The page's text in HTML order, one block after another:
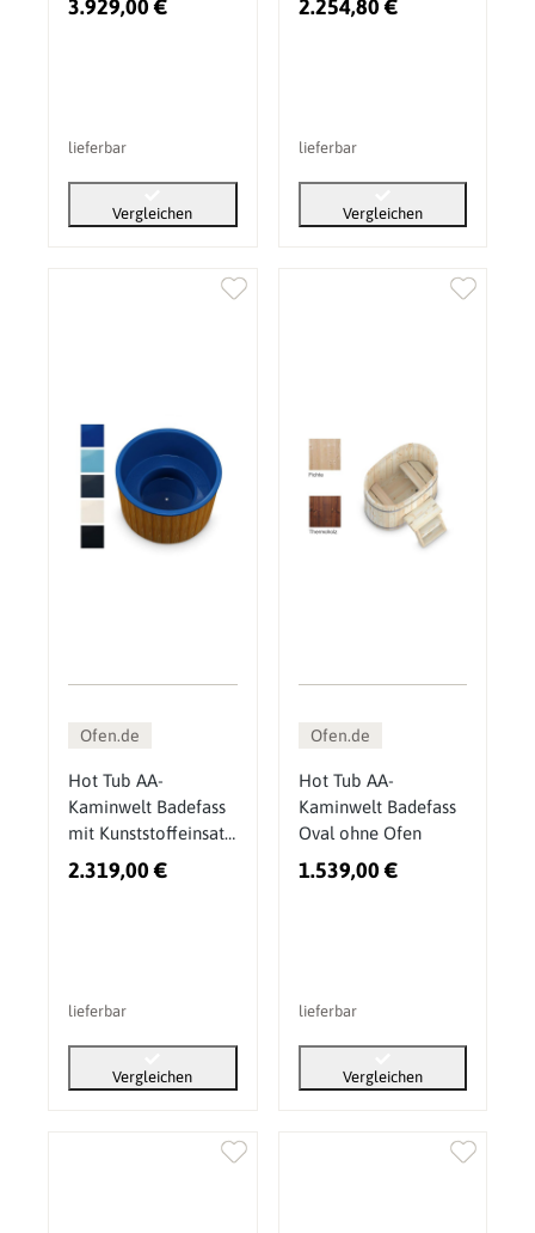
Lärche - Ofen:
3.929,00 €
lieferbar
Vergleichen
Holz: Thermoholz
2.254,80 €
lieferbar
Vergleichen
Ofen.de
Hot Tub AA-
Kaminwelt Badefass
mit Kunststoffeinsatz
DN 1800 mm
2.319,00 €
lieferbar
Vergleichen
Ofen.de
Hot Tub AA-
Kaminwelt Badefass
Oval ohne Ofen
1.539,00 €
lieferbar
Vergleichen